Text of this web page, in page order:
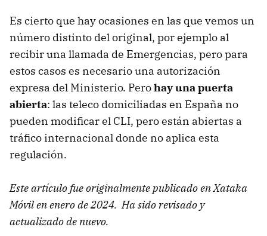
Es cierto que hay ocasiones en las que vemos un
número distinto del original, por ejemplo al
recibir una llamada de Emergencias, pero para
estos casos es necesario una autorización
expresa del Ministerio. Perohay una puerta
abierta: las teleco domiciliadas en España no
pueden modificar el CLI, pero están abiertas a
tráfico internacional donde no aplica esta
regulación.
Este artículo fue originalmente publicado en Xataka
Móvil en enero de 2024. Ha sido revisado y
actualizado de nuevo.